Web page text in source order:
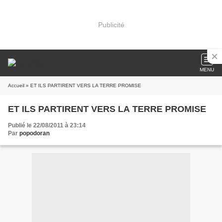
Publicité
MENU
Accueil » ET ILS PARTIRENT VERS LA TERRE PROMISE
ET ILS PARTIRENT VERS LA TERRE PROMISE
Publié le 22/08/2011 à 23:14
Par popodoran